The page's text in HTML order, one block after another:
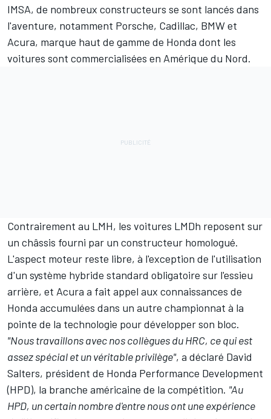
IMSA, de nombreux constructeurs se sont lancés dans
l'aventure, notamment Porsche, Cadillac, BMW et
Acura, marque haut de gamme de Honda dont les
voitures sont commercialisées en Amérique du Nord.
Contrairement au LMH, les voitures LMDh reposent sur
un châssis fourni par un constructeur homologué.
L'aspect moteur reste libre, à l'exception de l'utilisation
d'un système hybride standard obligatoire sur l'essieu
arrière, et Acura a fait appel aux connaissances de
Honda accumulées dans un autre championnat à la
pointe de la technologie pour développer son bloc.
"Nous travaillons avec nos collègues du HRC, ce qui est
assez spécial et un véritable privilège", a déclaré David
Salters, président de Honda Performance Development
(HPD), la branche américaine de la compétition. "Au
HPD, un certain nombre d'entre nous ont une expérience